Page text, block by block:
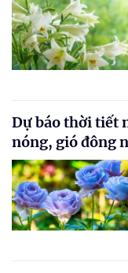
Dự báo thời tiết
nóng, gió đông